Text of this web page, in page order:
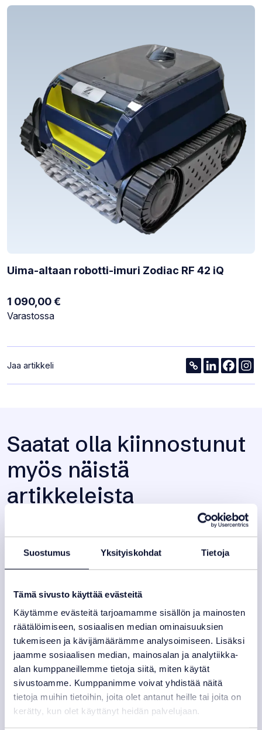
Suostumus Yksityiskohdat Tietoja
Tämä sivusto käyttää evästeitä
Käytämme evästeitä tarjoamamme sisällön ja mainosten
räätälöimiseen, sosiaalisen median ominaisuuksien
tukemiseen ja kävijämäärämme analysoimiseen. Lisäksi
jaamme sosiaalisen median, mainosalan ja analytiikka-
alan kumppaneillemme tietoja siitä, miten käytät
sivustoamme. Kumppanimme voivat yhdistää näitä
tietoja muihin tietoihin, joita olet antanut heille tai joita on
kerätty, kun olet käyttänyt heidän palvelujaan.
Uima-altaan robotti-imuri Zodiac RF 42 iQ
1 090,00€
Varastotilanne:
Varastossa
Jaa artikkeli
Saatat olla kiinnostunut
myös näistä
artikkeleista